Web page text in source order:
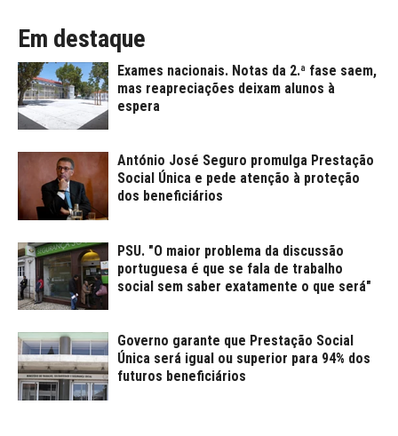
Em destaque
Exames nacionais. Notas da 2.ª fase saem,
mas reapreciações deixam alunos à
espera
António José Seguro promulga Prestação
Social Única e pede atenção à proteção
dos beneficiários
PSU. "O maior problema da discussão
portuguesa é que se fala de trabalho
social sem saber exatamente o que será"
Governo garante que Prestação Social
Única será igual ou superior para 94% dos
futuros beneficiários